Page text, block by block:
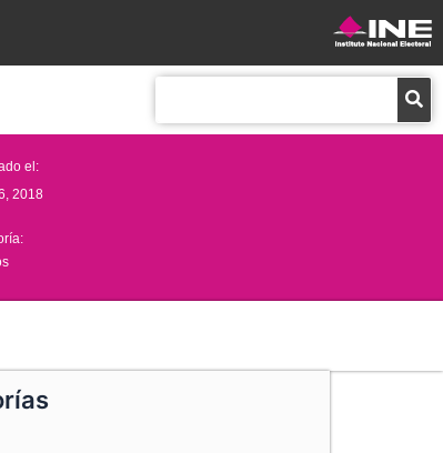
el:
2018